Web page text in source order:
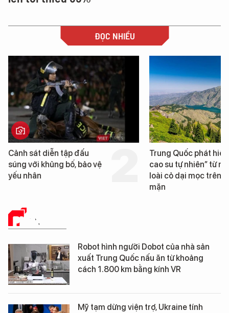
ĐỌC NHIỀU
sát diễn tập đấu
với khủng bố, bảo vệ
nhân
Trung Quốc phát hiện “mỏ
cao su tự nhiên” từ một
loài cỏ dại mọc trên đất
PHÂN TÍCH
Robot hình người Dobot của nhà sản
xuất Trung Quốc nấu ăn từ khoảng
cách 1.800 km bằng kính VR
Mỹ tạm dừng viện trợ, Ukraine tính